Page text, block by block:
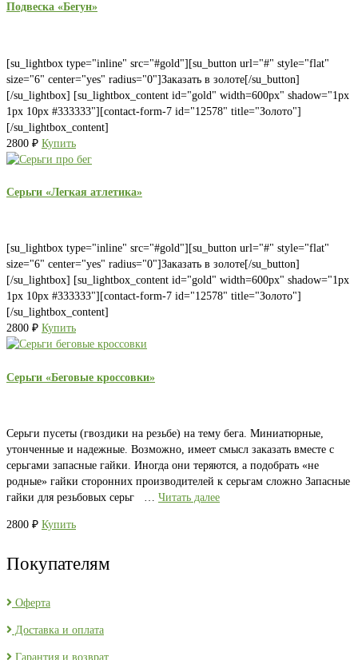
Подвеcка «Бегун»
[su_lightbox type="inline" src="#gold"][su_button url="#" style="flat"
size="6" center="yes" radius="0"]Заказать в золоте[/su_button]
[/su_lightbox] [su_lightbox_content id="gold" width=600px" shadow="1px
1px 10px #333333"][contact-form-7 id="12578" title="Золото"]
[/su_lightbox_content]
2800 ₽ Купить
Серьги «Легкая атлетика»
[su_lightbox type="inline" src="#gold"][su_button url="#" style="flat"
size="6" center="yes" radius="0"]Заказать в золоте[/su_button]
[/su_lightbox] [su_lightbox_content id="gold" width=600px" shadow="1px
1px 10px #333333"][contact-form-7 id="12578" title="Золото"]
[/su_lightbox_content]
2800 ₽ Купить
Серьги «Беговые кроссовки»
Серьги пусеты (гвоздики на резьбе) на тему бега. Миниатюрные,
утонченные и надежные. Возможно, имеет смысл заказать вместе с
серьгами запасные гайки. Иногда они теряются, а подобрать «не
родные» гайки сторонних производителей к серьгам сложно Запасные
гайки для резьбовых серьг … Читать далее
2800 ₽ Купить
Покупателям
Оферта
Доставка и оплата
Гарантия и возврат